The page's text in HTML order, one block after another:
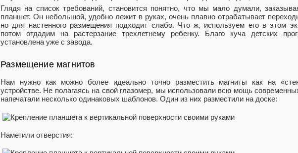
Глядя на список требований, становится понятно, что мы мало думали,
планшет. Он небольшой, удобно лежит в руках, очень плавно отрабатывает
но для настенного размещения подходит слабо. Что ж, используем его в этом
потом отдадим на растерзание трехлетнему ребенку. Благо куча детских
установлена уже с завода.
Размещение магнитов
Нам нужно как можно более идеально точно разместить магниты как на
устройстве. Не полагаясь на свой глазомер, мы использовали всю мощь
напечатали несколько одинаковых шаблонов. Один из них разместили на доске:
Наметили отверстия: